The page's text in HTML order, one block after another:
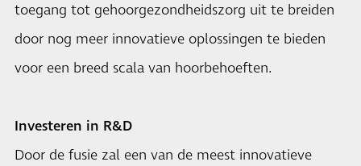
toegang tot gehoorgezondheidszorg uit te breiden
door nog meer innovatieve oplossingen te bieden
voor een breed scala van hoorbehoeften.
Investeren in R&D
Door de fusie zal een van de meest innovatieve